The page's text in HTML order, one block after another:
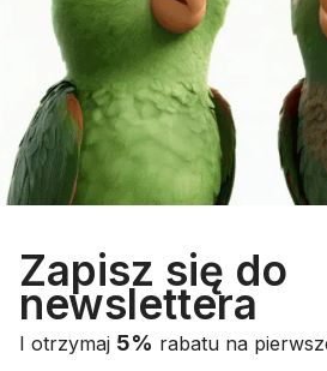
Zapisz się do
newslettera
I otrzymaj 5% rabatu na